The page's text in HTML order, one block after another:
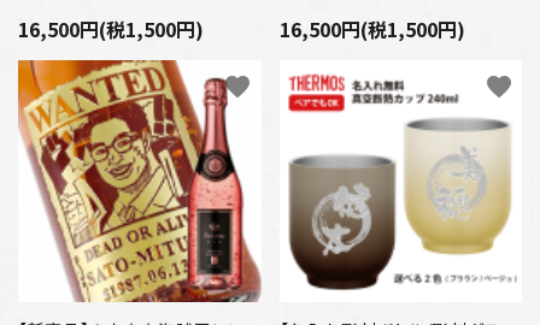
16,500円(税1,500円) 16,500円(税1,500円)
favorite favorite